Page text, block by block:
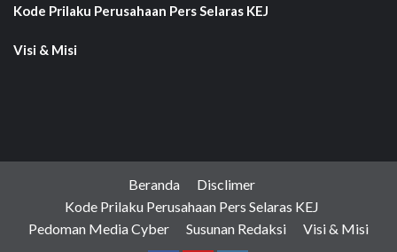
Kode Prilaku Perusahaan Pers Selaras KEJ
Visi & Misi
Beranda
Disclimer
Kode Prilaku Perusahaan Pers Selaras KEJ
Pedoman Media Cyber
Susunan Redaksi Visi & Misi